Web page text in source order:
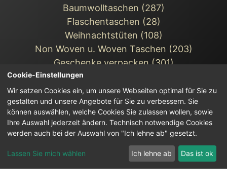
Baumwolltaschen (287)
Flaschentaschen (28)
Weihnachts­tüten (108)
Non Woven u. Woven Taschen (203)
Geschenke verpacken (301)
weitere TRAGETASCHEN
SONDERANGEBOTE
© 2026 Tragetaschenmarkt.deDESIGNED AND
Cookie-Einstellungen
Wir setzen Cookies ein, um unsere Webseiten optimal für Sie zu
gestalten und unsere Angebote für Sie zu verbessern. Sie
können auswählen, welche Cookies Sie zulassen wollen, sowie
Ihre Auswahl jederzeit ändern. Technisch notwendige Cookies
werden auch bei der Auswahl von "Ich lehne ab" gesetzt.
Lassen Sie mich wählen Ich lehne ab Das ist ok